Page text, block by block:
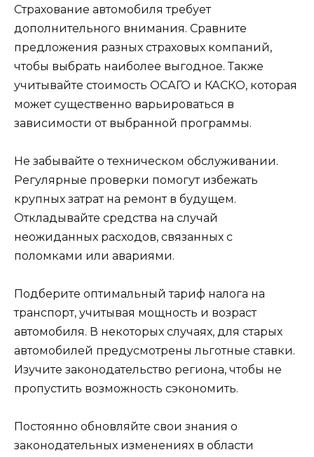
Страхование автомобиля требует
дополнительного внимания. Сравните
предложения разных страховых компаний,
чтобы выбрать наиболее выгодное. Также
учитывайте стоимость ОСАГО и КАСКО, которая
может существенно варьироваться в
зависимости от выбранной программы.
Не забывайте о техническом обслуживании.
Регулярные проверки помогут избежать
крупных затрат на ремонт в будущем.
Откладывайте средства на случай
неожиданных расходов, связанных с
поломками или авариями.
Подберите оптимальный тариф налога на
транспорт, учитывая мощность и возраст
автомобиля. В некоторых случаях, для старых
автомобилей предусмотрены льготные ставки.
Изучите законодательство региона, чтобы не
пропустить возможность сэкономить.
Постоянно обновляйте свои знания о
законодательных изменениях в области